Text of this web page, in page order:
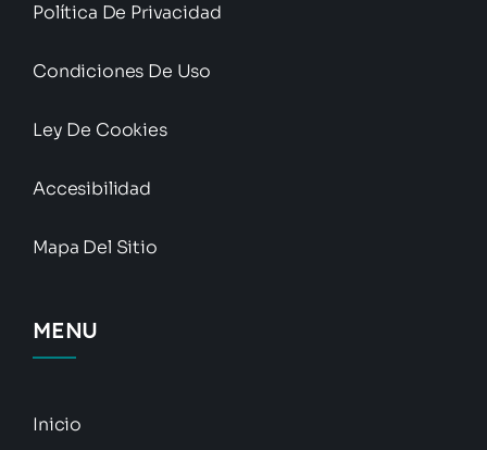
Política De Privacidad
Condiciones De Uso
Ley De Cookies
Accesibilidad
Mapa Del Sitio
MENU
Inicio